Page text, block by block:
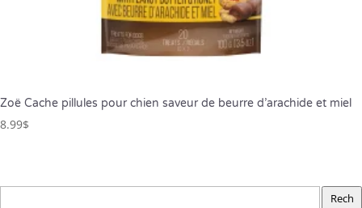
Zoë Cache pillules pour chien saveur de beurre d’arachide et miel
8.99$
Rech